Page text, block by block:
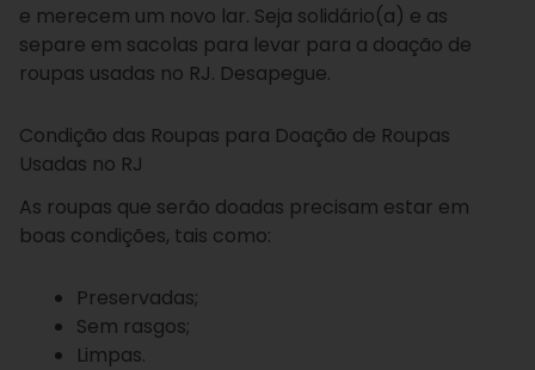
e merecem um novo lar. Seja solidário(a) e as
separe em sacolas para levar para a doação de
roupas usadas no RJ. Desapegue.
Condição das Roupas para Doação de Roupas
Usadas no RJ
As roupas que serão doadas precisam estar em
boas condições, tais como:
Preservadas;
Sem rasgos;
Limpas.